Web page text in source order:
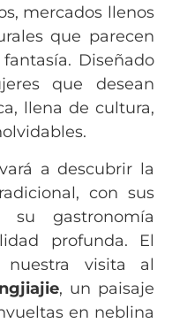
mercados llenos
que parecen
Diseñado
que desean
llena de cultura,
a descubrir la
con sus
su gastronomía
profunda. El
nuestra visita al
, un paisaje
en neblina